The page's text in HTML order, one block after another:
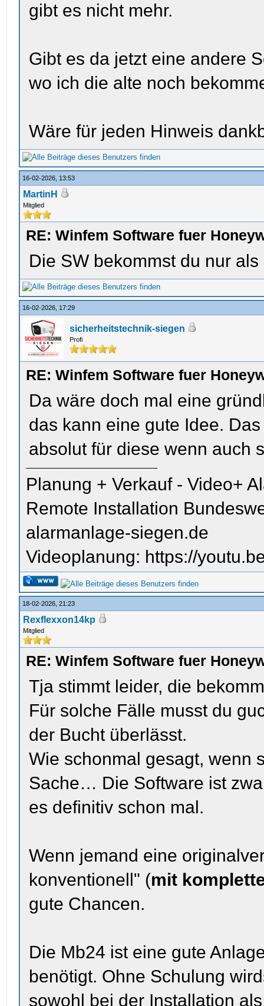
gibt es nicht mehr.
Gibt es da jetzt eine andere
wo ich die alte noch
Wäre für jeden Hinweis
16-02-2026, 13:53
MartinH
Mitglied
RE: Winfem Software fuer
Die SW bekommst du nur
16-02-2026, 17:29
sicherheitstechnik-siegen
Profi
RE: Winfem Software fuer
Da wäre doch mal eine
das kann eine gute Idee.
absolut für diese wenn auch
Planung + Verkauf - Video+
Remote Installation
alarmanlage-siegen.de
Videoplanung: https://
18-02-2026, 21:23
Rexflexxon14kp
Mitglied
RE: Winfem Software fuer
Tja stimmt leider, die
Für solche Fälle musst du
der Bucht überlässt.
Wie schonmal gesagt, wenn
Sache… Die Software ist
es definitiv schon mal.
Wenn jemand eine
konventionell" (mit
gute Chancen.
Die Mb24 ist eine gute
benötigt. Ohne Schulung
sowohl bei der Installation